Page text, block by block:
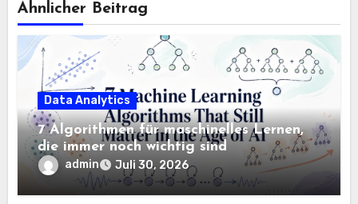
Ähnlicher Beitrag
Data Analytics
7 Algorithmen für maschinelles Lernen,
die immer noch wichtig sind
admin Juli 30, 2026